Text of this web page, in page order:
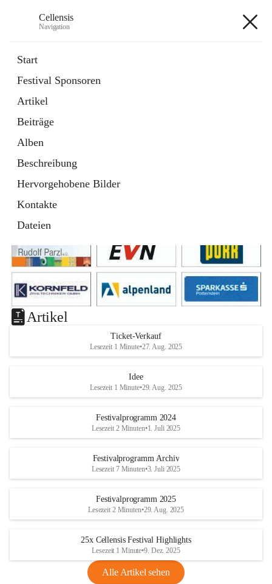
Cellensis
Navigation
Start
Festival Sponsoren
Artikel
Beiträge
Alben
Beschreibung
Hervorgehobene Bilder
Kontakte
Dateien
Festival Sponsoren
Artikel
Ticket-Verkauf
Lesezeit 1 Minute•27. Aug. 2025
Idee
Lesezeit 1 Minute•29. Aug. 2025
Festivalprogramm 2024
Lesezeit 2 Minuten•1. Juli 2025
Festivalprogramm Archiv
Lesezeit 7 Minuten•3. Juli 2025
Festivalprogramm 2025
Lesezeit 2 Minuten•29. Aug. 2025
25x Cellensis Festival Highlights
Lesezeit 1 Minute•9. Dez. 2025
Alle Artikel sehen